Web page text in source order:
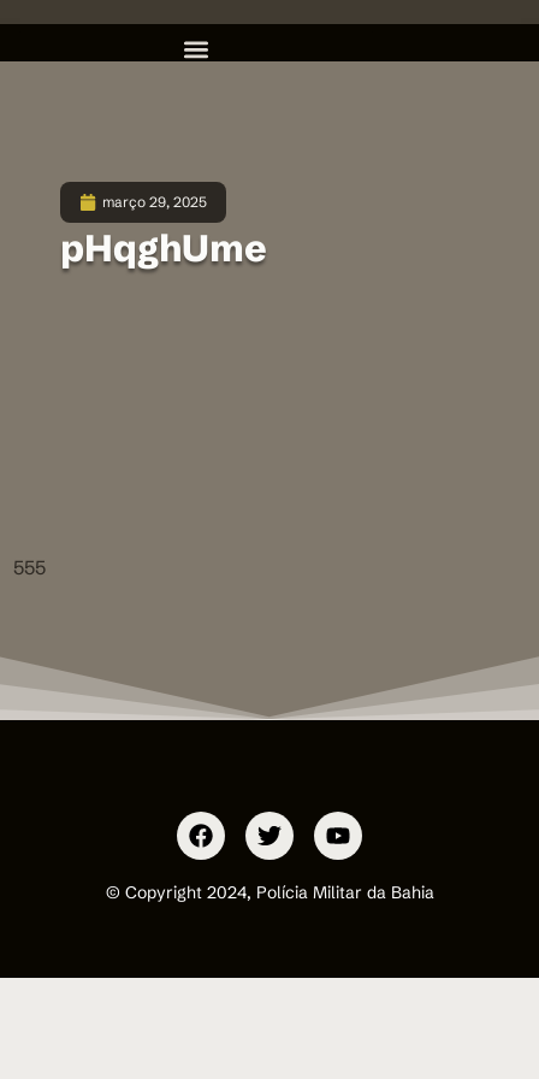
março 29, 2025
pHqghUme
555
© Copyright 2024, Polícia Militar da Bahia